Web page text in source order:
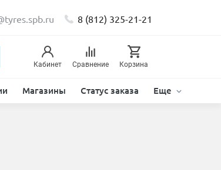
8 (812) 325-21-21
Кабинет Сравнение Корзина
Магазины Статус заказа Еще